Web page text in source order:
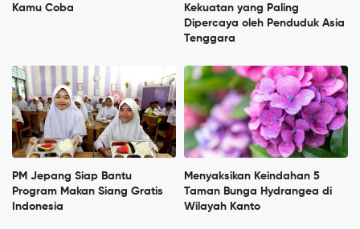
Kamu Coba
Kekuatan yang Paling
Dipercaya oleh Penduduk Asia
Tenggara
PM Jepang Siap Bantu
Program Makan Siang Gratis
Indonesia
Menyaksikan Keindahan 5
Taman Bunga Hydrangea di
Wilayah Kanto